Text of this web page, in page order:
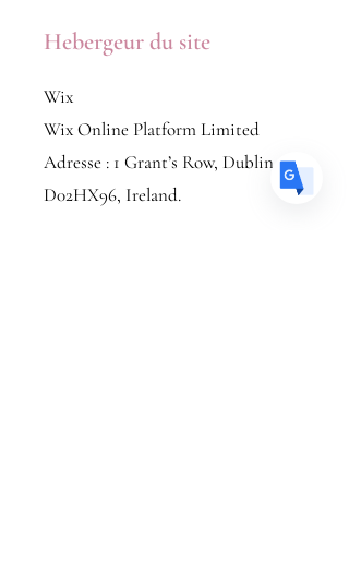
Hebergeur du site
Wix
​Wix Online Platform Limited
Adresse : 1 Grant’s Row, Dublin 2
D02HX96, Ireland.
DEGerman· Deutsch